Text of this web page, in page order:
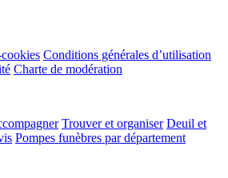
Conditions générales d’utilisation
Charte de modération
Trouver et organiser Deuil et
Pompes funèbres par département